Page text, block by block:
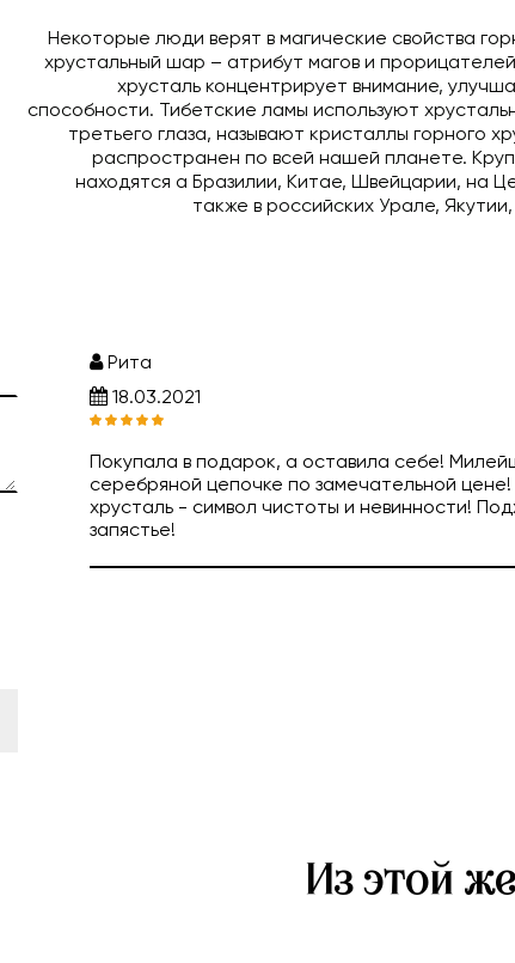
Некоторые люди верят в магические свойства
хрустальный шар – атрибут магов и
хрусталь концентрирует внимание,
способности. Тибетские ламы используют
третьего глаза, называют кристаллы горного
распространен по всей нашей планете.
находятся а Бразилии, Китае, Швейцарии, на
также в российских Урале,
Рита
18.03.2021
Покупала в подарок, а оставила себе!
серебряной цепочке по замечательной
хрусталь - символ чистоты и невинности!
запястье!
Из этой